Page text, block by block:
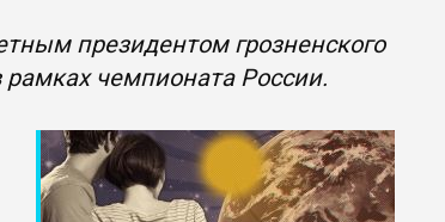
президентом грозненского
рамках чемпионата России.